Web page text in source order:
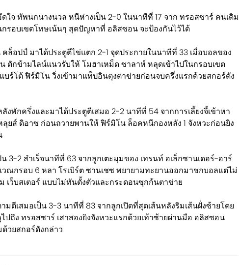
ใจ ทัพนกนางนวล หนีห่างเป็น 2-0 ในนาทีที่ 17 จาก ทรอสซาร์ คนเดิม
รอบเขตโทษเน้นๆ สุดปัญหาที่ อลิสซอน จะป้องกันไว้ได้
คล็อปป์​ มาได้ประตูตีไข่แตก 2-1 จุดประกายในนาทีที่ 33 เมื่อบอลของ
ตักข้ามไลน์แนวรับให้ โมฮาเหม็ด ซาลาห์ หลุดเข้าไปในกรอบเขต
ร์โต้ ฟิร์มิโน วิ่งเข้ามาแท็ปอินตุงตาข่ายก่อนจบครึ่งแรกด้วยสกอร์ดัง
งพักครึ่งและมาได้ประตูตีเสมอ 2-2 นาทีที่ 54 จากการเลี้ยงจี้เข้าหา
ยส์ ดิอาซ ก่อนถวายพานให้ ฟิร์มิโน ล็อคหนีกองหลัง 1 จังหวะก่อนยิง
3-2 สำเร็จนาทีที่ 63 จากลูกเตะมุมของ เทรนท์ อเล็กซานเดอร์-อาร์
วณกรอบ 6 หลา โรเบิร์ต ซานเชซ พยายามทะยานออกมาชกบอลแต่ไม่
เว็บสเตอร์ แบบไม่ทันตั้งตัวและกระดอนซุกก้นตาข่าย
มตีเสมอเป็น 3-3 นาทีที่ 83 จากลูกเปิดที่สุดเส้นหลังริมเส้นฝั่งซ้ายโดย
ปถึง ทรอสซาร์ เสาสองยิงจังหวะแรกด้วยเท้าซ้ายผ่านมือ อลิสซอน
ด้วยสกอร์ดังกล่าว